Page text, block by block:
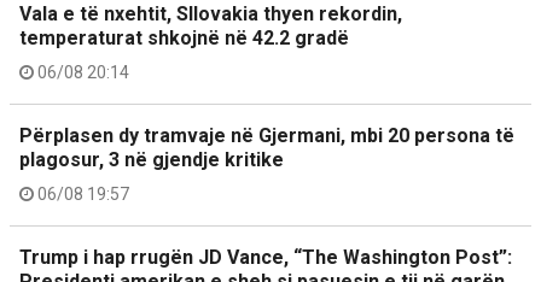
Vala e të nxehtit, Sllovakia thyen rekordin,
temperaturat shkojnë në 42.2 gradë
06/08 20:14
Përplasen dy tramvaje në Gjermani, mbi 20 persona të
plagosur, 3 në gjendje kritike
06/08 19:57
Trump i hap rrugën JD Vance, “The Washington Post”: